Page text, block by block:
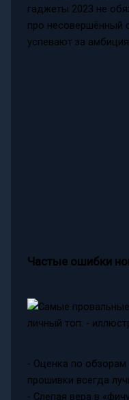
гаджеты 2023 не
про несовершённый
успевают за
Частые ошибки
- Оценка по обзорам
прошивки всегда
- Слепая вера в